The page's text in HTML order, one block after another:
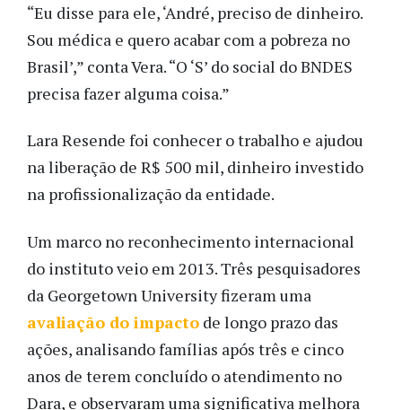
“Eu disse para ele, ‘André, preciso de dinheiro.
Sou médica e quero acabar com a pobreza no
Brasil’,” conta Vera. “O ‘S’ do social do BNDES
precisa fazer alguma coisa.”
Lara Resende foi conhecer o trabalho e ajudou
na liberação de R$ 500 mil, dinheiro investido
na profissionalização da entidade.
Um marco no reconhecimento internacional
do instituto veio em 2013. Três pesquisadores
da Georgetown University fizeram uma
avaliação do impacto de longo prazo das
ações, analisando famílias após três e cinco
anos de terem concluído o atendimento no
Dara, e observaram uma significativa melhora